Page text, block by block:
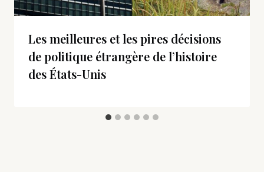
Les meilleures et les pires décisions
de politique étrangère de l’histoire
des États-Unis